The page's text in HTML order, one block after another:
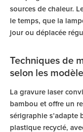
sources de chaleur.
le temps, que la
jour ou déplacée
Techniques de
selon les
La gravure laser
bambou et offre un
sérigraphie s’adapte
plastique recyclé,